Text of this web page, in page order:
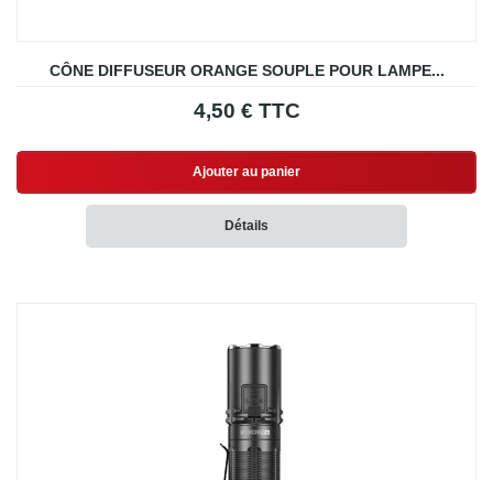
CÔNE DIFFUSEUR ORANGE SOUPLE POUR LAMPE...
4,50 € TTC
Ajouter au panier
Détails